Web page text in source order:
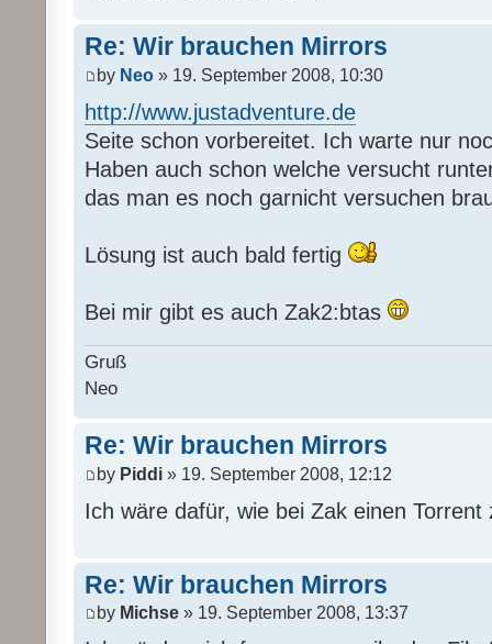
Re: Wir brauchen Mirrors
by Neo » 19. September 2008, 10:30
http://www.justadventure.de
Seite schon vorbereitet. Ich warte nur
Haben auch schon welche versucht
das man es noch garnicht versuchen
Lösung ist auch bald fertig
Bei mir gibt es auch Zak2:btas
Gruß
Neo
Re: Wir brauchen Mirrors
by Piddi » 19. September 2008, 12:12
Ich wäre dafür, wie bei Zak einen Torrent
Re: Wir brauchen Mirrors
by Michse » 19. September 2008, 13:37